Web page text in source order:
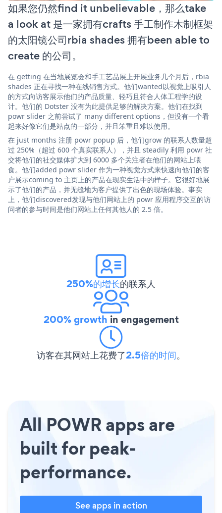
如果您仍然find it unbelievable，那么take
a look at 是一家拥有crafts 手工制作木制框架
的太阳镜公司rbia shades 拥有been able to
create 的公司。
在 getting 在当地展览会和手工艺品展上开展业务几个月后，rbia
shades 正在寻找一种在线销售方式。他们wanted以视觉上吸引人
的方式向访客展示他们的产品质量、轻巧且符合人体工程学的设
计。他们的 Dotster 没有为此提供足够的解决方案。他们在找到
powr slider 之前尝试了 many different options，但没有一个看
起来好像它们是站点的一部分，并且笨重且难以使用。
在 just months 注册 powr popup 后，他们grow 的联系人数量超
过 250%（超过 600 个真实联系人），并且 steadily 利用 powr 社
交将他们的社交媒体扩大到 6000 多个关注者在他们的网站上喂
食。他们added powr slider 作为一种视觉方式来快速向他们的客
户展示coming to 主页上的产品在现实生活中的样子。它很好地展
示了他们的产品，并无缝地为客户提供了出色的现场体验。事实
上，他们discovered发现与他们网站上的 powr 应用程序交互的访
问者的参与时间是他们网站上任何其他人的 2.5 倍。
250%的增长的联系人
200% growth in engagement
访客在其网站上花费了2.5倍的时间。
All POWR apps are
built for peak-
performance.
See apps in action